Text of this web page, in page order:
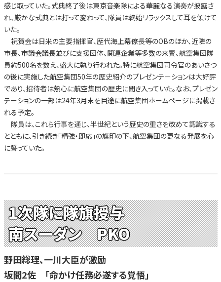
感じ取っていた。式典終了後は東京音楽隊による華麗なる演奏が披露さ
れ、厳かな式典とは打って変わって、隊員は終始リラックスして耳を傾けて
いた。
祝賀会は日米の主要指揮官、歴代海上幕僚長等のOBのほか、近隣の
市長、市議会議長並びに支援団体、関連企業等多数の来賓、航空集団隊
員約500名を数え、盛大に執り行われた。特に航空集団司令官のあいさつ
の後に実施した航空集団50年の歴史紹介のプレゼンテーションは大好評
であり、招待者は熱心に航空集団の歴史に聞き入っていた。なお、プレゼン
テーションの一部は24年3月末を目途に航空集団ホームページに掲載さ
れる予定。
隊員は、これら行事を通じ、半世紀という歴史の重さを改めて認識する
とともに、引き続き「精強・即応」の旗印の下、航空集団の更なる発展を心
に誓っていた。
1次隊に隊旗授与
南スーダン PKO
野田総理、一川大臣が激励
坂間2佐 「命かけ任務必遂する覚悟」